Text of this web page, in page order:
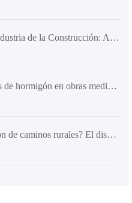
Actualización Inteligente de la Industria de la Construcción: Análisis de las Ventajas de la Aplicación de la Mezcladora con Pantalla Táctil Inteligente en el Sitio de Construcción
Guía para la selección de equipos de hormigón en obras medianas: evaluación de capacidad y rentabilidad de mezcladoras de 2–6 m³
¿Baja eficiencia en la construcción de caminos rurales? El diseño de carga hidráulica y suministro de agua automático hace que la mezcladora ahorre tiempo y sea segura